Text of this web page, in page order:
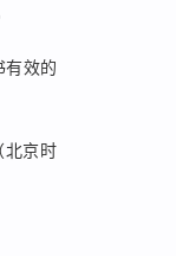
有效的
北京时